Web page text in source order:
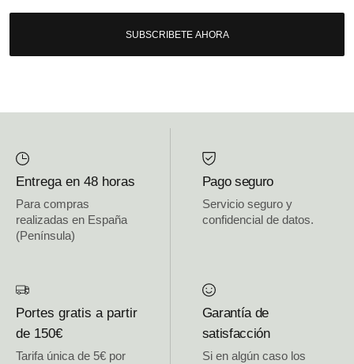
SUBSCRIBETE AHORA
Entrega en 48 horas
Para compras
realizadas en España
(Península)
Pago seguro
Servicio seguro y
confidencial de datos.
Portes gratis a partir
de 150€
Tarifa única de 5€ por
Garantía de
satisfacción
Si en algún caso los